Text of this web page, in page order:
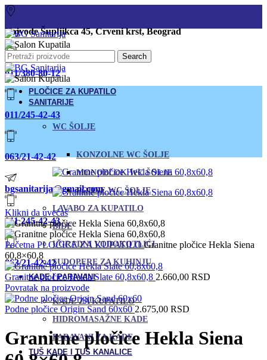
Vojvode Šupljikca 45, Crveni krst, Beograd
011/380-80-12
011/245-42-43
063/21-42-42
bgsanitarija@gmail.com
011 245-42-43
063/21-42-42
Search
PLOČICE ZA KUPATILO
SANITARIJE
WC ŠOLJE
KONZOLNE WC ŠOLJE
MONOBLOK WC ŠOLJE
PODNE WC ŠOLJE
LAVABO ZA KUPATILO
BIDE
UGRADNI VODOKOTLIĆI
SUDOPERE ZA KUHINJU
KADE I PARAVANI
KADE ZA KUPATILO
HIDROMASAŽNE KADE
PARAVANI ZA KADE
TUŠ KADE I TUŠ KANALICE
Klikni da uvećaš
Početna PLOČICE ZA KUPATILOGranitne pločice Hekla Siena
60,8×60,8
Granitne pločice Hekla Slate 60,8x60,8 2.660,00 RSD
Povratak na proizvode
Podne pločice Origin Sand 60x60 2.675,00 RSD
Granitne pločice Hekla Siena